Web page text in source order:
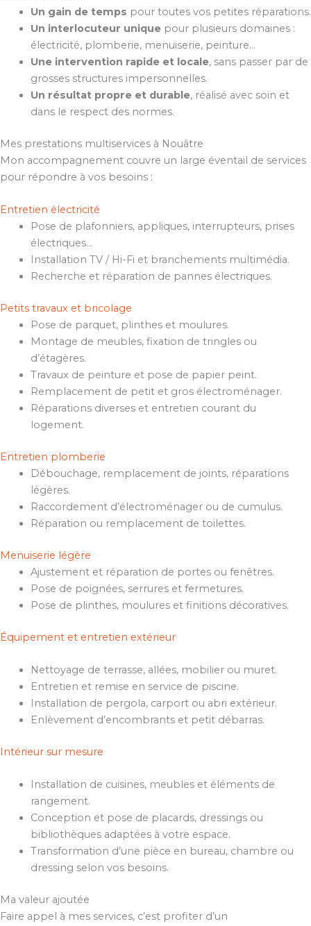
Un gain de temps pour toutes vos petites réparations.
Un interlocuteur uniquepour plusieurs domaines :
électricité, plomberie, menuiserie, peinture…
Une intervention rapide et locale, sans passer par de
grosses structures impersonnelles.
Un résultat propre et durable, réalisé avec soin et
dans le respect des normes.
Mes prestations multiservices à Nouâtre
Mon accompagnement couvre un large éventail de services
pour répondre à vos besoins :
Entretien électricité
Pose de plafonniers, appliques, interrupteurs, prises
électriques…
Installation TV / Hi-Fi et branchements multimédia.
Recherche et réparation de pannes électriques.
Petits travaux et bricolage
Pose de parquet, plinthes et moulures.
Montage de meubles, fixation de tringles ou
d’étagères.
Travaux de peinture et pose de papier peint.
Remplacement de petit et gros électroménager.
Réparations diverses et entretien courant du
logement.
Entretien plomberie
Débouchage, remplacement de joints, réparations
légères.
Raccordement d’électroménager ou de cumulus.
Réparation ou remplacement de toilettes.
Menuiserie légère
Ajustement et réparation de portes ou fenêtres.
Pose de poignées, serrures et fermetures.
Pose de plinthes, moulures et finitions décoratives.
Équipement et entretien extérieur
Nettoyage de terrasse, allées, mobilier ou muret.
Entretien et remise en service de piscine.
Installation de pergola, carport ou abri extérieur.
Enlèvement d’encombrants et petit débarras.
Intérieur sur mesure
Installation de cuisines, meubles et éléments de
rangement.
Conception et pose de placards, dressings ou
bibliothèques adaptées à votre espace.
Transformation d’une pièce en bureau, chambre ou
dressing selon vos besoins.
Ma valeur ajoutée
Faire appel à mes services, c’est profiter d’un